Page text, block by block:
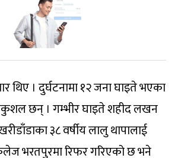
थिए । दुर्घटनामा १२ जना घाइते भएका
छन् । गम्भीर घाइते शहीद लखन
३८ वर्षीय लालु थापालाई
भरतपुरमा रिफर गरिएको छ भने